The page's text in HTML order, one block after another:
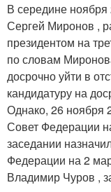
В середине
Сергей Миронов ,
президентом на
по словам
досрочно уйти в
кандидатуру на
Однако, 26 ноября
Совет Федерации
заседании
Федерации на 2
Владимир Чуров ,